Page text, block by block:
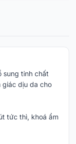
sung tinh chất
giác dịu da cho
tức thì, khoá ẩm